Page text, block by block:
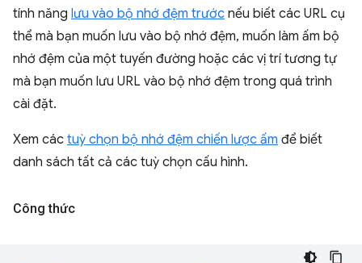
tính năng lưu vào bộ nhớ đệm trước nếu biết các URL cụ
thể mà bạn muốn lưu vào bộ nhớ đệm, muốn làm ấm bộ
nhớ đệm của một tuyến đường hoặc các vị trí tương tự
mà bạn muốn lưu URL vào bộ nhớ đệm trong quá trình
cài đặt.
Xem các tuỳ chọn bộ nhớ đệm chiến lược ấm để biết
danh sách tất cả các tuỳ chọn cấu hình.
Công thức